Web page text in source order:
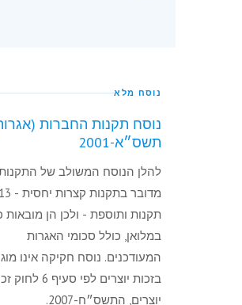
נוסח מלא
נוסח תקנות החברות
תשס״א-2001
להלן הנוסח המשולב של
מדובר בתקנות קצרות יחסית - 13
תקנות ותוספת - ולכן הן מובאות
במלואן, כולל סכומי האגרות
המעודכנים. נוסח חקיקה אינו
בזכות יוצרים לפי סעיף 6
יוצרים, התשס״ח-2007.